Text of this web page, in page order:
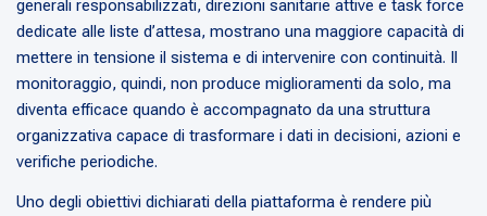
generali responsabilizzati, direzioni sanitarie attive e task force
dedicate alle liste d’attesa, mostrano una maggiore capacità di
mettere in tensione il sistema e di intervenire con continuità. Il
monitoraggio, quindi, non produce miglioramenti da solo, ma
diventa efficace quando è accompagnato da una struttura
organizzativa capace di trasformare i dati in decisioni, azioni e
verifiche periodiche.
Uno degli obiettivi dichiarati della piattaforma è rendere più